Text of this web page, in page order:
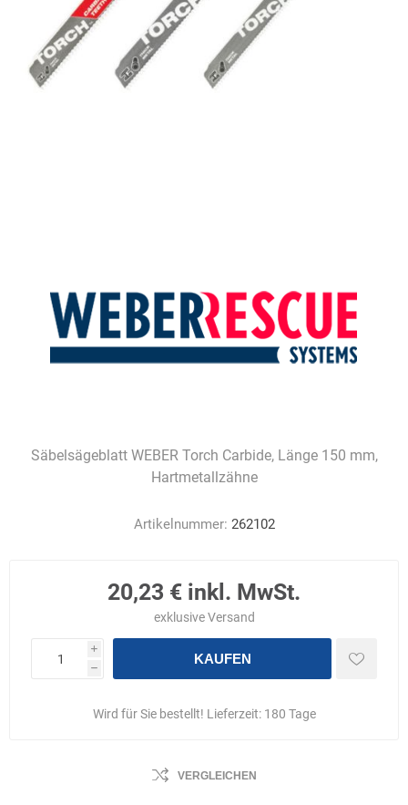
Säbelsägeblatt WEBER Torch Carbide, Länge 150 mm,
Hartmetallzähne
Artikelnummer: 262102
20,23 € inkl. MwSt.
exklusiveVersand
i
h
KAUFEN
Wird für Sie bestellt! Lieferzeit: 180 Tage
VERGLEICHEN